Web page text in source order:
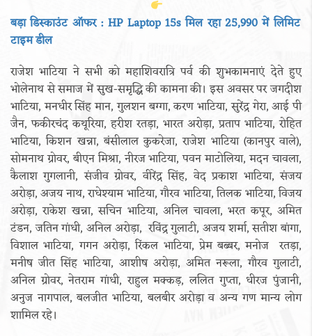
बड़ा डिस्काउंट ऑफर : HP Laptop 15s मिल रहा 25,990 में लिमिट
टाइम डील
राजेश भाटिया ने सभी को महाशिवरात्रि पर्व की शुभकामनाएं देते हुए
भोलेनाथ से समाज में सुख-समृद्धि की कामना की। इस अवसर पर जगदीश
भाटिया, मनधीर सिंह मान, गुलशन बग्गा, करण भाटिया, सुरेंद्र गेरा, आई पी
जैन, फकीरचंद कथूरिया, हरीश रतड़ा, भारत अरोड़ा, प्रताप भाटिया, रोहित
भाटिया, किशन खन्ना, बंसीलाल कुकरेजा, राजेश भाटिया (कानपुर वाले),
सोमनाथ ग्रोवर, बीएन मिश्रा, नीरज भाटिया, पवन माटोलिया, मदन चावला,
कैलाश गुगलानी, संजीव ग्रोवर, वीरेंद्र सिंह, वेद प्रकाश भाटिया, संजय
अरोड़ा, अजय नाथ, राधेश्याम भाटिया, गौरव भाटिया, तिलक भाटिया, विजय
अरोड़ा, राकेश खन्ना, सचिन भाटिया, अनिल चावला, भरत कपूर, अमित
टंडन, जतिन गांधी, अनिल अरोड़ा, रविंद्र गुलाटी, अजय शर्मा, सतीश बांगा,
विशाल भाटिया, गगन अरोड़ा, रिंकल भाटिया, प्रेम बब्बर, मनोज रतड़ा,
मनीष जीत सिंह भाटिया, आशीष अरोड़ा, अमित नरूला, गौरव गुलाटी,
अनिल ग्रोवर, नेतराम गांधी, राहुल मक्कड़, ललित गुप्ता, धीरज पुंजानी,
अनुज नागपाल, बलजीत भाटिया, बलबीर अरोड़ा व अन्य गण मान्य लोग
शामिल रहे।